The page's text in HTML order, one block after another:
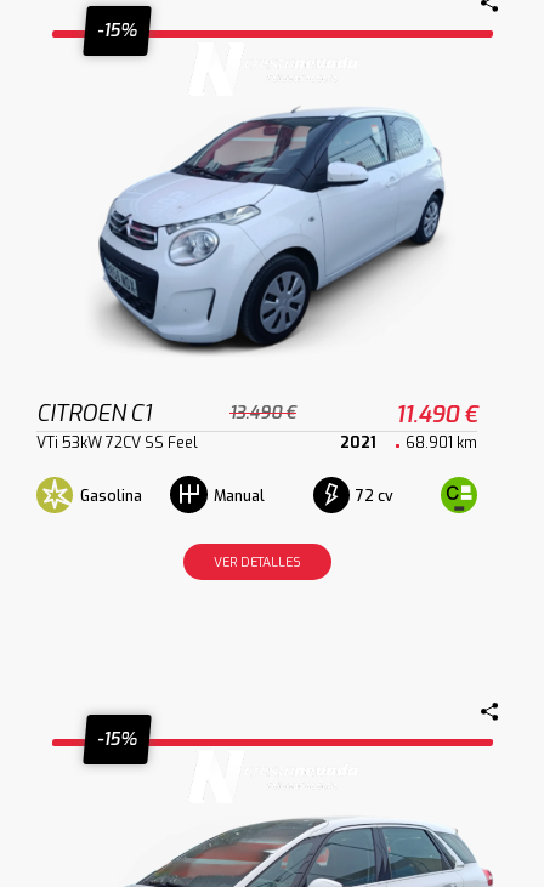
-15%
CITROEN C1 13.490 € 11.490 €
VTi 53kW 72CV SS Feel 2021 68.901 km
Gasolina Manual 72 cv
VER DETALLES
-15%